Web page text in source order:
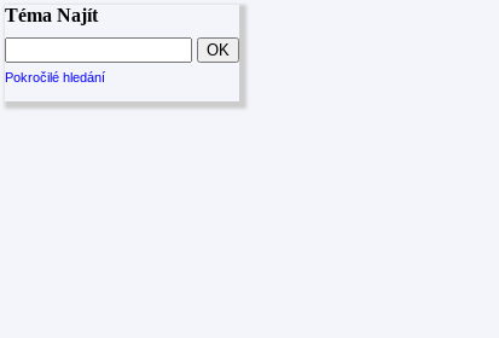
Téma Najít
Pokročilé hledání